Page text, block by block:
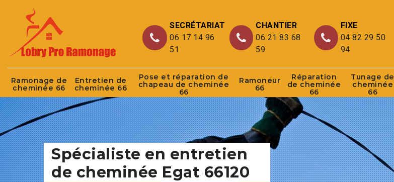
SECRÉTARIAT
06 17 14 96
51
CHANTIER
06 21 83 68
59
FIXE
04 82 29 50
94
Ramonage de
cheminée 66
Entretien de
cheminée 66
Pose et réparation de
chapeau de cheminée
66
Ramoneur
66
Réparation
de cheminée
66
Tunage de
cheminée
66
Spécialiste en entretien
de cheminée Egat 66120